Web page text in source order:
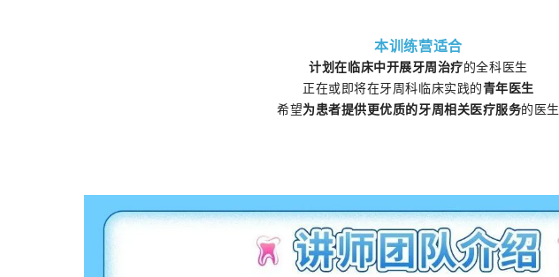
本训练营适合
计划在临床中开展牙周治疗的全科医生
正在或即将在牙周科临床实践的青年医生
希望为患者提供更优质的牙周相关医疗服务的医生